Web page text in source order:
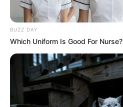
BUZZ DAY
Which Uniform Is Good For Nurse?